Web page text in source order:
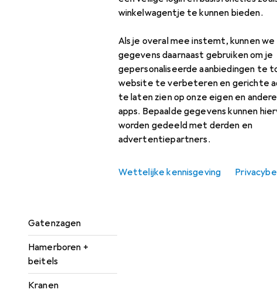
winkelwagentje te kunnen bieden.
Als je overal mee instemt, kunnen
gegevens daarnaast gebruiken om je
gepersonaliseerde aanbiedingen te
website te verbeteren en gerichte
te laten zien op onze eigen en
apps. Bepaalde gegevens kunnen
worden gedeeld met derden en
advertentiepartners.
Wettelijke kennisgeving
Gatenzagen
Hamerboren +
beitels
Kranen